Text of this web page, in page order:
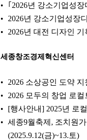
｢2026년 강소기업성
2026년 강소기업성장
2026년 대전 디자인
세종창조경제혁신센터
2026 소상공인 도약
2026 모두의 창업 로
[행사안내] 2025년 로
세종9월축제, 조치원
(2025.9.12(금)~13.토)